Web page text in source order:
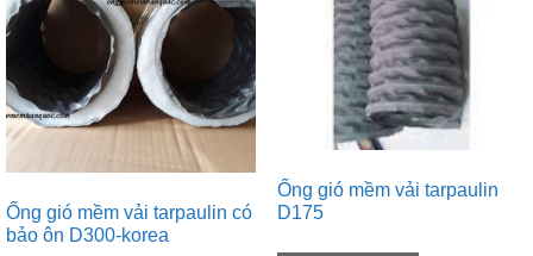
Ống gió mềm vải tarpaulin có
bảo ôn D300-korea
Ống gió mềm vải tarpaulin
D175